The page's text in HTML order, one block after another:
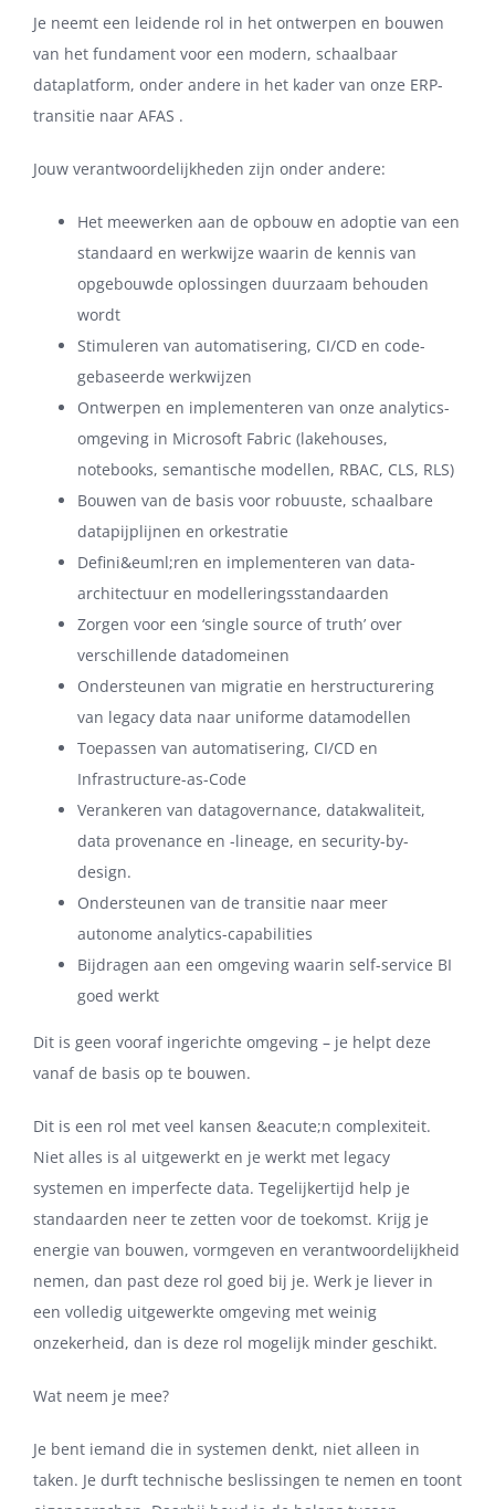
Je neemt een leidende rol in het ontwerpen en bouwen
van het fundament voor een modern, schaalbaar
dataplatform, onder andere in het kader van onze ERP-
transitie naar AFAS .
Jouw verantwoordelijkheden zijn onder andere:
Het meewerken aan de opbouw en adoptie van een
standaard en werkwijze waarin de kennis van
opgebouwde oplossingen duurzaam behouden
wordt
Stimuleren van automatisering, CI/CD en code-
gebaseerde werkwijzen
Ontwerpen en implementeren van onze analytics-
omgeving in Microsoft Fabric (lakehouses,
notebooks, semantische modellen, RBAC, CLS, RLS)
Bouwen van de basis voor robuuste, schaalbare
datapijplijnen en orkestratie
Defini&euml;ren en implementeren van data-
architectuur en modelleringsstandaarden
Zorgen voor een ‘single source of truth’ over
verschillende datadomeinen
Ondersteunen van migratie en herstructurering
van legacy data naar uniforme datamodellen
Toepassen van automatisering, CI/CD en
Infrastructure-as-Code
Verankeren van datagovernance, datakwaliteit,
data provenance en -lineage, en security-by-
design.
Ondersteunen van de transitie naar meer
autonome analytics-capabilities
Bijdragen aan een omgeving waarin self-service BI
goed werkt
Dit is geen vooraf ingerichte omgeving – je helpt deze
vanaf de basis op te bouwen.
Dit is een rol met veel kansen &eacute;n complexiteit.
Niet alles is al uitgewerkt en je werkt met legacy
systemen en imperfecte data. Tegelijkertijd help je
standaarden neer te zetten voor de toekomst. Krijg je
energie van bouwen, vormgeven en verantwoordelijkheid
nemen, dan past deze rol goed bij je. Werk je liever in
een volledig uitgewerkte omgeving met weinig
onzekerheid, dan is deze rol mogelijk minder geschikt.
Wat neem je mee?
Je bent iemand die in systemen denkt, niet alleen in
taken. Je durft technische beslissingen te nemen en toont